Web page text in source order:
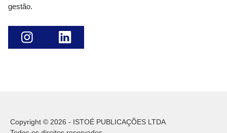
gestão.
Copyright © 2026 - ISTOÉ PUBLICAÇÕES LTDA